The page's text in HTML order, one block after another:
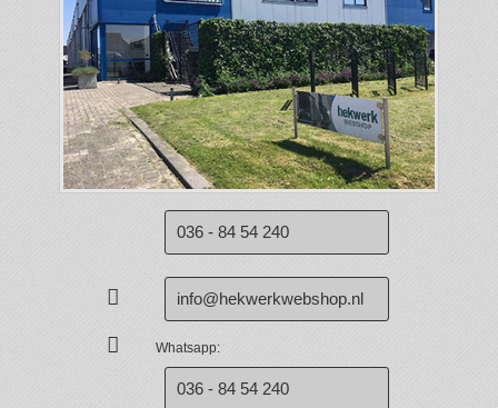
036 - 84 54 240
info@hekwerkwebshop.nl
Whatsapp:
036 - 84 54 240